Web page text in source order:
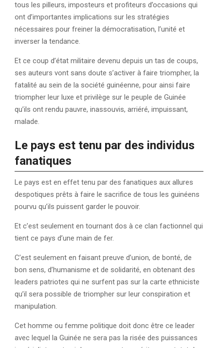
tous les pilleurs, imposteurs et profiteurs d’occasions qui
ont d’importantes implications sur les stratégies
nécessaires pour freiner la démocratisation, l’unité et
inverser la tendance.
Et ce coup d’état militaire devenu depuis un tas de coups,
ses auteurs vont sans doute s’activer à faire triompher, la
fatalité au sein de la société guinéenne, pour ainsi faire
triompher leur luxe et privilège sur le peuple de Guinée
qu’ils ont rendu pauvre, inassouvis, arriéré, impuissant,
malade.
Le pays est tenu par des individus
fanatiques
Le pays est en effet tenu par des fanatiques aux allures
despotiques prêts à faire le sacrifice de tous les guinéens
pourvu qu’ils puissent garder le pouvoir.
Et c’est seulement en tournant dos à ce clan factionnel qui
tient ce pays d’une main de fer.
C’est seulement en faisant preuve d’union, de bonté, de
bon sens, d’humanisme et de solidarité, en obtenant des
leaders patriotes qui ne surfent pas sur la carte ethniciste
qu’il sera possible de triompher sur leur conspiration et
manipulation.
Cet homme ou femme politique doit donc être ce leader
avec lequel la Guinée ne sera pas la risée des puissances